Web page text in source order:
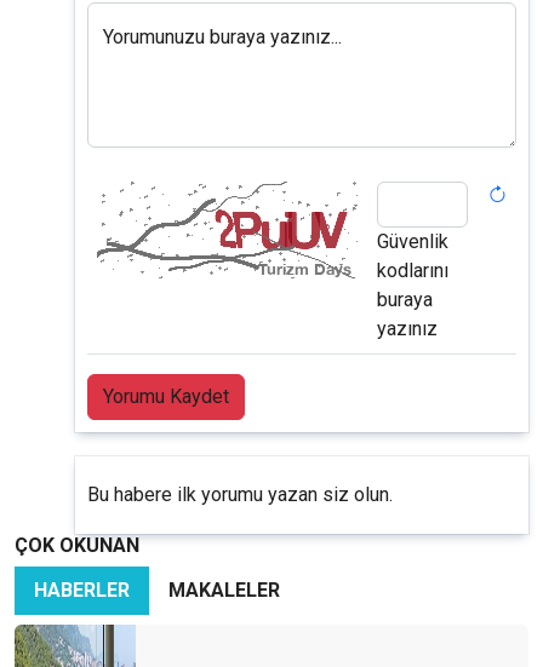
Yorumunuzu buraya yazınız...
Güvenlik
kodlarını
buraya
yazınız
Yorumu Kaydet
Bu habere ilk yorumu yazan siz olun.
ÇOK OKUNAN
HABERLER
MAKALELER